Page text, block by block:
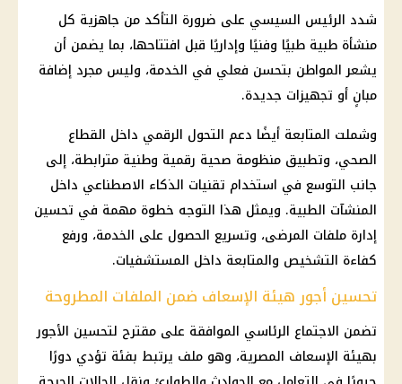
شدد الرئيس السيسي على ضرورة التأكد من جاهزية كل
منشأة طبية طبيًا وفنيًا وإداريًا قبل افتتاحها، بما يضمن أن
يشعر المواطن بتحسن فعلي في الخدمة، وليس مجرد إضافة
مبانٍ أو تجهيزات جديدة.
وشملت المتابعة أيضًا دعم التحول الرقمي داخل القطاع
الصحي، وتطبيق منظومة صحية رقمية وطنية مترابطة، إلى
جانب التوسع في استخدام تقنيات الذكاء الاصطناعي داخل
المنشآت الطبية. ويمثل هذا التوجه خطوة مهمة في تحسين
إدارة ملفات المرضى، وتسريع الحصول على الخدمة، ورفع
كفاءة التشخيص والمتابعة داخل المستشفيات.
تحسين أجور هيئة الإسعاف ضمن الملفات المطروحة
تضمن الاجتماع الرئاسي الموافقة على مقترح لتحسين الأجور
بهيئة الإسعاف المصرية، وهو ملف يرتبط بفئة تؤدي دورًا